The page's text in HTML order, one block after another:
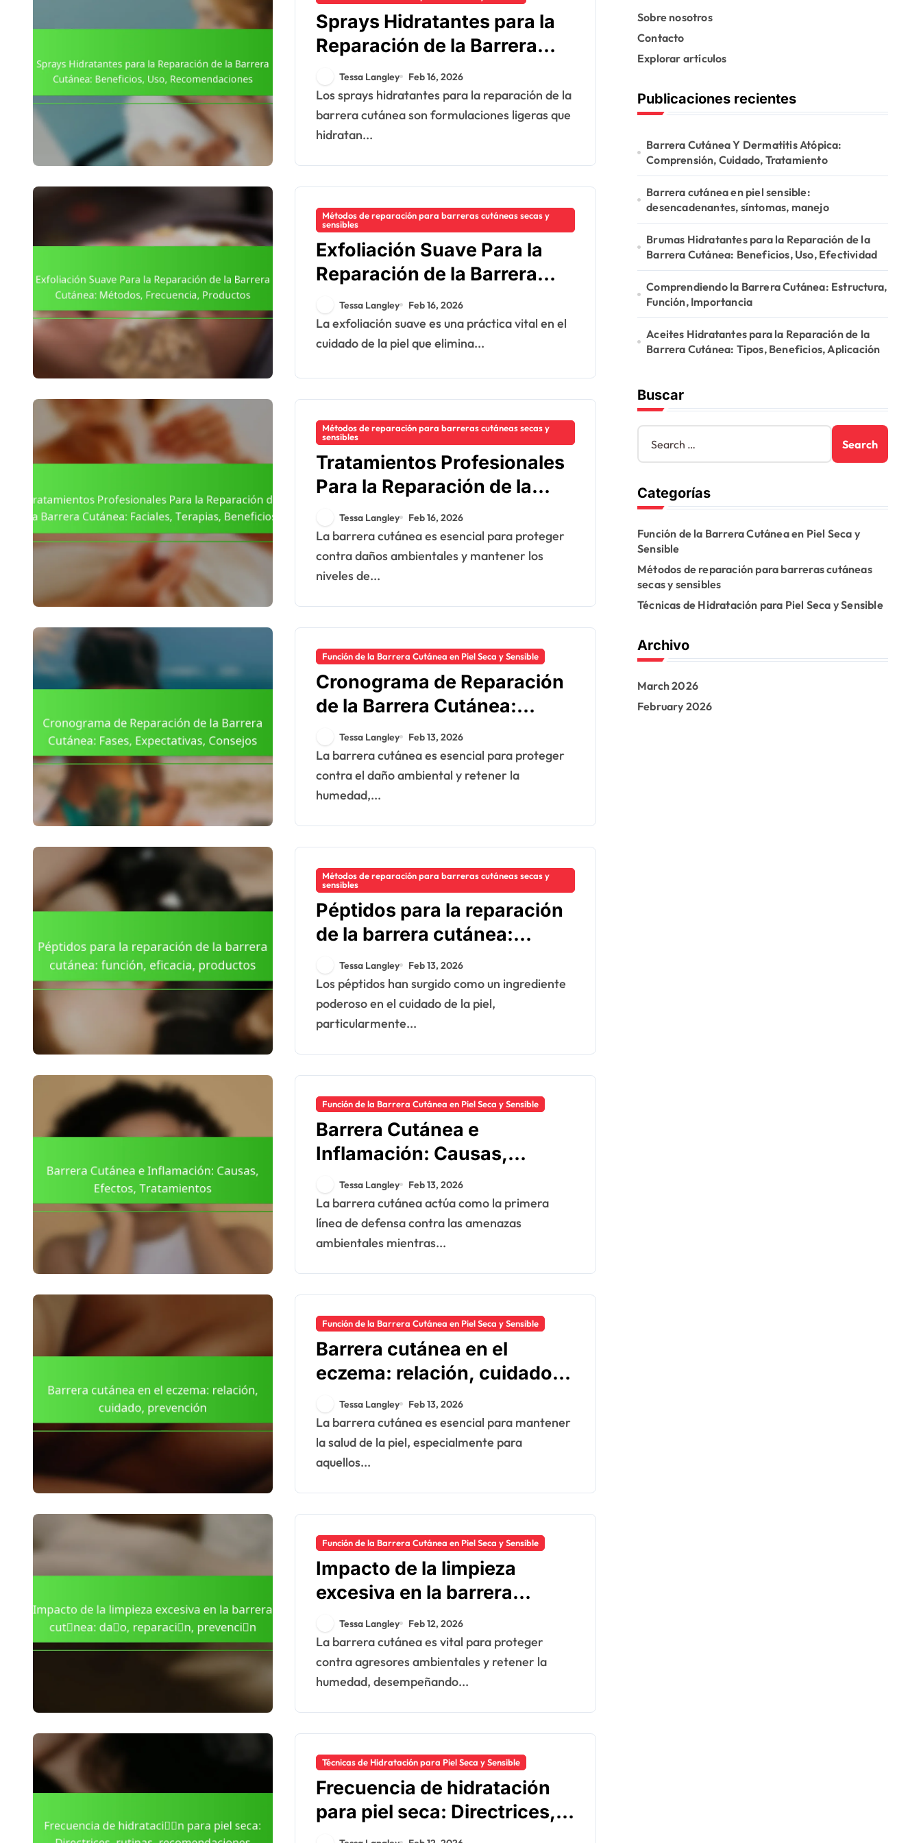
Sprays Hidratantes para la
Reparación de la Barrera
Cutánea: Beneficios, Uso,
Recomendaciones
Tessa Langley Feb 16, 2026
Los sprays hidratantes para la reparación de la
barrera cutánea son formulaciones ligeras que
hidratan...
Métodos de reparación para barreras cutáneas secas y
sensibles
Exfoliación Suave Para la
Reparación de la Barrera
Cutánea: Métodos,
Frecuencia, Productos
Tessa Langley Feb 16, 2026
La exfoliación suave es una práctica vital en el
cuidado de la piel que elimina...
Métodos de reparación para barreras cutáneas secas y
sensibles
Tratamientos Profesionales
Para la Reparación de la
Barrera Cutánea: Faciales,
Terapias, Beneficios
Tessa Langley Feb 16, 2026
La barrera cutánea es esencial para proteger
contra daños ambientales y mantener los
niveles de...
Función de la Barrera Cutánea en Piel Seca y Sensible
Cronograma de Reparación
de la Barrera Cutánea:
Fases, Expectativas,
Consejos
Tessa Langley Feb 13, 2026
La barrera cutánea es esencial para proteger
contra el daño ambiental y retener la
humedad,...
Métodos de reparación para barreras cutáneas secas y
sensibles
Péptidos para la reparación
de la barrera cutánea:
función, eficacia, productos
Tessa Langley Feb 13, 2026
Los péptidos han surgido como un ingrediente
poderoso en el cuidado de la piel,
particularmente...
Función de la Barrera Cutánea en Piel Seca y Sensible
Barrera Cutánea e
Inflamación: Causas,
Efectos, Tratamientos
Tessa Langley Feb 13, 2026
La barrera cutánea actúa como la primera
línea de defensa contra las amenazas
ambientales mientras...
Función de la Barrera Cutánea en Piel Seca y Sensible
Barrera cutánea en el
eczema: relación, cuidado,
prevención
Tessa Langley Feb 13, 2026
La barrera cutánea es esencial para mantener
la salud de la piel, especialmente para
aquellos...
Función de la Barrera Cutánea en Piel Seca y Sensible
Impacto de la limpieza
excesiva en la barrera
cutánea: daño, reparación,
prevención
Tessa Langley Feb 12, 2026
La barrera cutánea es vital para proteger
contra agresores ambientales y retener la
humedad, desempeñando...
Técnicas de Hidratación para Piel Seca y Sensible
Frecuencia de hidratación
para piel seca: Directrices,
rutinas, recomendaciones
Sobre nosotros
Contacto
Explorar artículos
Publicaciones recientes
Barrera Cutánea Y Dermatitis Atópica:
Comprensión, Cuidado, Tratamiento
Barrera cutánea en piel sensible:
desencadenantes, síntomas, manejo
Brumas Hidratantes para la Reparación de la
Barrera Cutánea: Beneficios, Uso, Efectividad
Comprendiendo la Barrera Cutánea: Estructura,
Función, Importancia
Aceites Hidratantes para la Reparación de la
Barrera Cutánea: Tipos, Beneficios, Aplicación
Buscar
S
a
c
h
o
r
:
Categorías
Función de la Barrera Cutánea en Piel Seca y
Sensible
Métodos de reparación para barreras cutáneas
secas y sensibles
Técnicas de Hidratación para Piel Seca y Sensible
Archivo
March 2026
February 2026